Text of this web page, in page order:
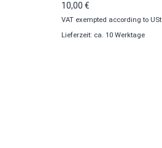
10,00 €
VAT exempted according to
Lieferzeit: ca. 10 Werktage